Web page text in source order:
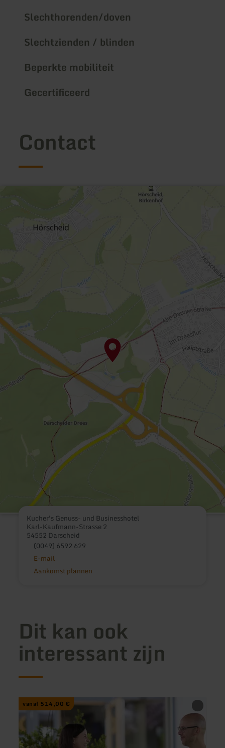
Slechthorenden/doven
Slechtzienden / blinden
Beperkte mobiliteit
Gecertificeerd
Contact
Kucher's Genuss- und Businesshotel
Karl-Kaufmann-Strasse 2
54552 Darscheid
(0049) 6592 629
E-mail
Aankomst plannen
Dit kan ook
interessant zijn
vanaf 514,00 €
informatie
Sommer.Special